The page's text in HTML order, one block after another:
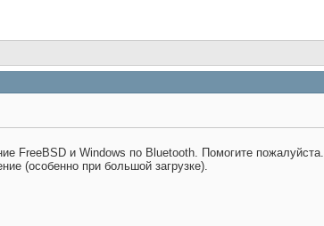
FreeBSD и Windows по Bluetooth. Помогите пожалуйста.
(особенно при большой загрузке).